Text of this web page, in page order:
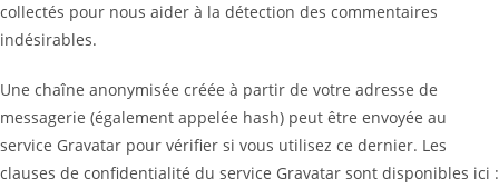
collectés pour nous aider à la détection des commentaires
indésirables.
Une chaîne anonymisée créée à partir de votre adresse de
messagerie (également appelée hash) peut être envoyée au
service Gravatar pour vérifier si vous utilisez ce dernier. Les
clauses de confidentialité du service Gravatar sont disponibles ici :